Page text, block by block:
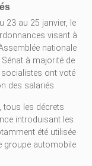
23 au 25 janvier, le
visant à
nationale
à majorité de
socialistes ont voté
des salariés.
tous les décrets
introduisant les
été utilisée
groupe automobile